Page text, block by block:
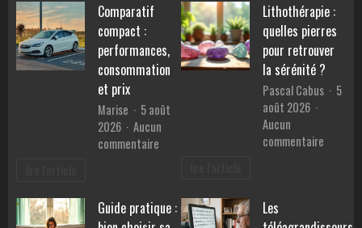
mandataire
pour
simplifier
de
voiture
santé
mentale
Comparatif
compact :
performances,
consommation
et prix
Marise
5 août
2026
Aucun
commentaire
performances,
Lithothérapie :
quelles pierres
pour retrouver
la sérénité ?
Pascal Cabus
5
août 2026
Aucun
commentaire
Guide pratique :
Les